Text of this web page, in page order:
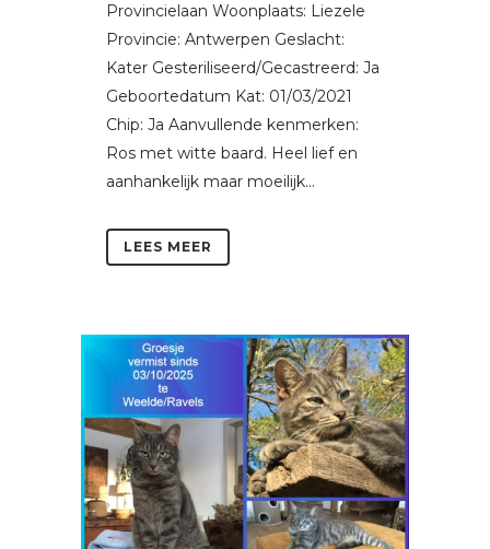
Provincielaan Woonplaats: Liezele
Provincie: Antwerpen Geslacht:
Kater Gesteriliseerd/Gecastreerd: Ja
Geboortedatum Kat: 01/03/2021
Chip: Ja Aanvullende kenmerken:
Ros met witte baard. Heel lief en
aanhankelijk maar moeilijk...
LEES MEER